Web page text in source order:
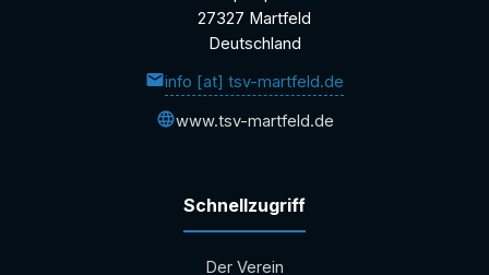
27327 Martfeld
Deutschland
info [at] tsv-martfeld.de
www.tsv-martfeld.de
Schnellzugriff
Der Verein